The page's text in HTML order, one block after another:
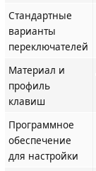
Стандартные
варианты
переключателей
Материал и
профиль
клавиш
Программное
обеспечение
для настройки